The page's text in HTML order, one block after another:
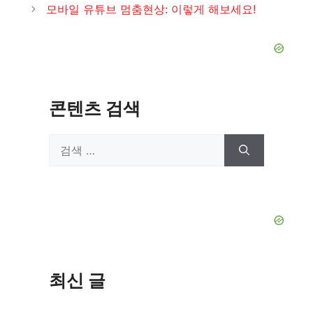
모바일 유튜브 멈춤현상: 이렇게 해보세요!
콘텐츠 검색
최신 글